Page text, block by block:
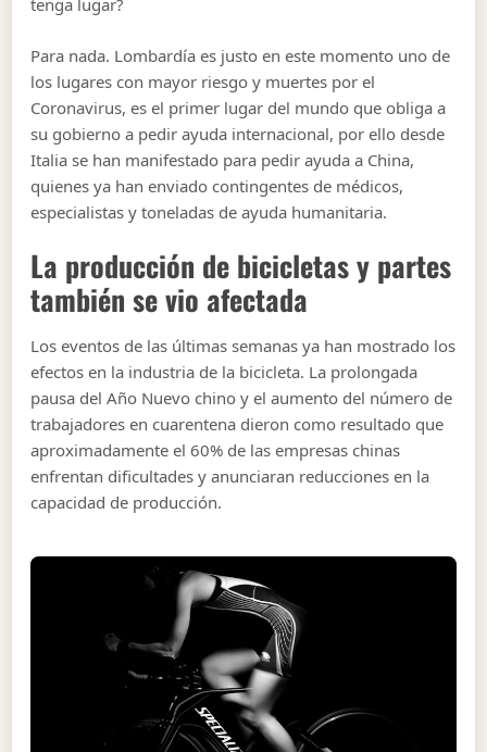
tenga lugar?
Para nada. Lombardía es justo en este momento uno de
los lugares con mayor riesgo y muertes por el
Coronavirus, es el primer lugar del mundo que obliga a
su gobierno a pedir ayuda internacional, por ello desde
Italia se han manifestado para pedir ayuda a China,
quienes ya han enviado contingentes de médicos,
especialistas y toneladas de ayuda humanitaria.
La producción de bicicletas y partes
también se vio afectada
Los eventos de las últimas semanas ya han mostrado los
efectos en la industria de la bicicleta. La prolongada
pausa del Año Nuevo chino y el aumento del número de
trabajadores en cuarentena dieron como resultado que
aproximadamente el 60% de las empresas chinas
enfrentan dificultades y anunciaran reducciones en la
capacidad de producción.